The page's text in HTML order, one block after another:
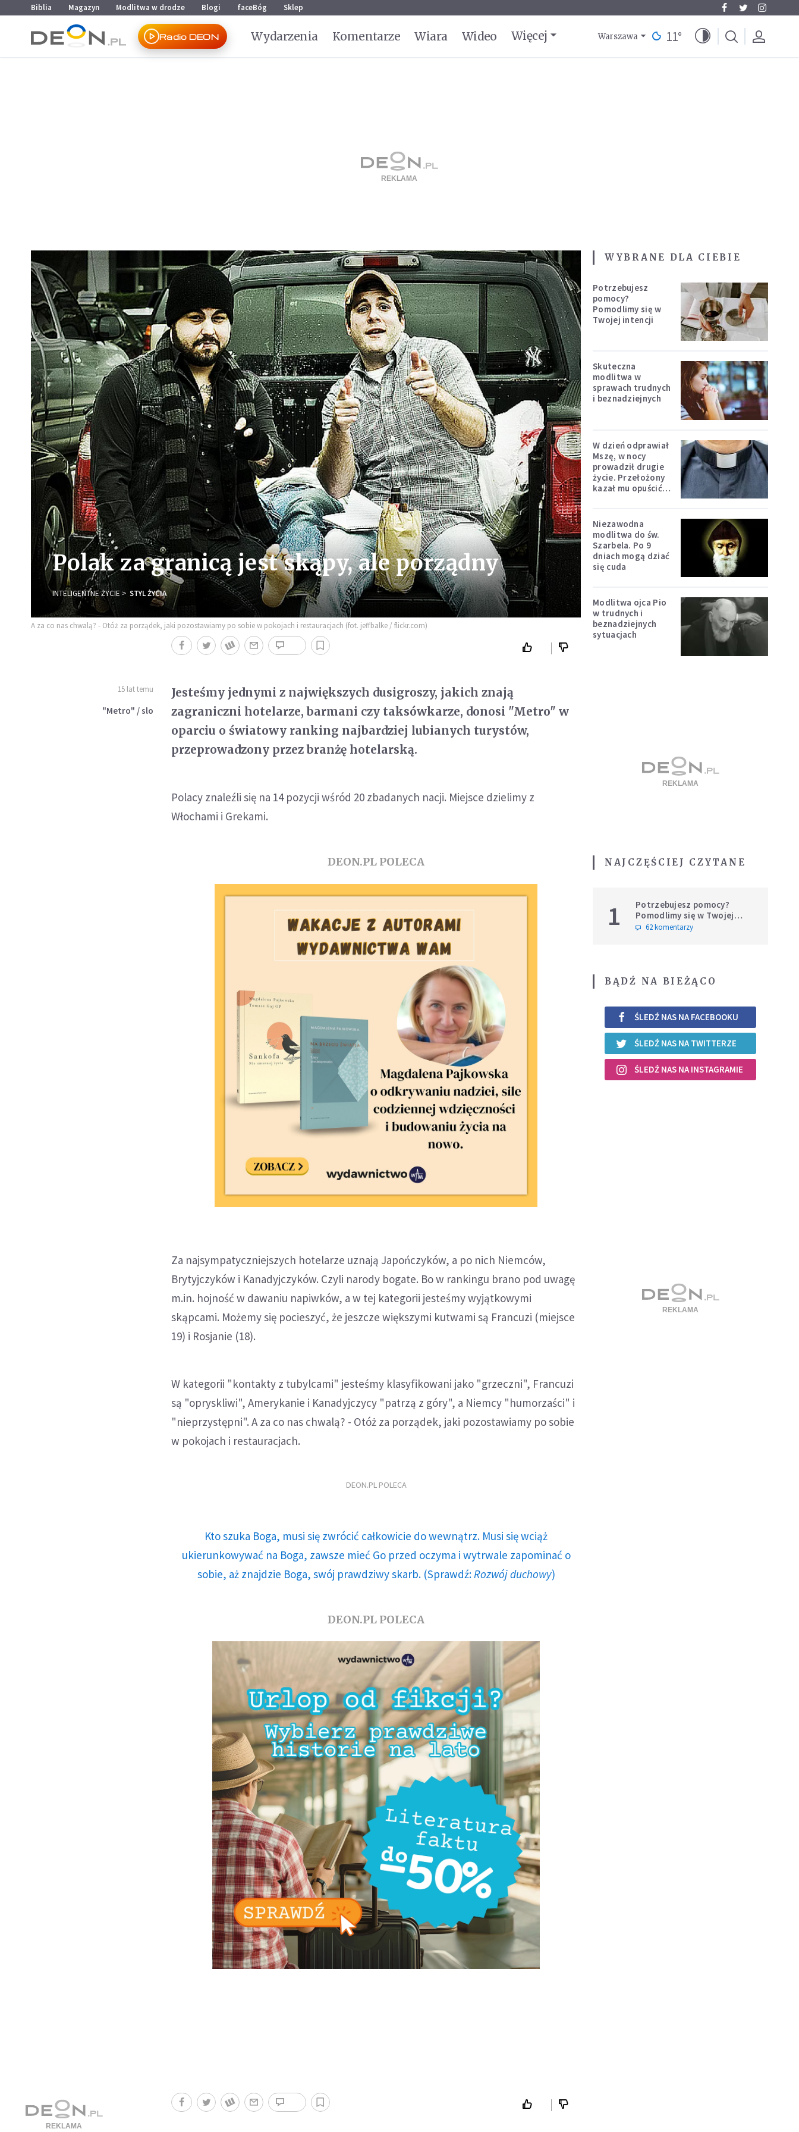
Przejdź do menu głównego
Przejdź do treści
Biblia Magazyn Modlitwa w drodze Blogi faceBóg Sklep
Radio DEON Wydarzenia Komentarze Wiara Wideo Więcej Warszawa 11°
Polak za granicą jest skąpy, ale porządny
INTELIGENTNE ŻYCIE STYL ŻYCIA
A za co nas chwalą? - Otóż za porządek, jaki pozostawiamy po sobie w pokojach i restauracjach (fot. jeffbalke / flickr.com)
15 lat temu
"Metro" / slo
Jesteśmy jednymi z największych dusigroszy, jakich znają
zagraniczni hotelarze, barmani czy taksówkarze, donosi "Metro" w
oparciu o światowy ranking najbardziej lubianych turystów,
przeprowadzony przez branżę hotelarską.
Polacy znaleźli się na 14 pozycji wśród 20 zbadanych nacji. Miejsce dzielimy z
Włochami i Grekami.
DEON.PL POLECA
Za najsympatyczniejszych hotelarze uznają Japończyków, a po nich Niemców,
Brytyjczyków i Kanadyjczyków. Czyli narody bogate. Bo w rankingu brano pod uwagę
m.in. hojność w dawaniu napiwków, a w tej kategorii jesteśmy wyjątkowymi
skąpcami. Możemy się pocieszyć, że jeszcze większymi kutwami są Francuzi (miejsce
19) i Rosjanie (18).
W kategorii "kontakty z tubylcami" jesteśmy klasyfikowani jako "grzeczni", Francuzi
są "opryskliwi", Amerykanie i Kanadyjczycy "patrzą z góry", a Niemcy "humorzaści" i
"nieprzystępni". A za co nas chwalą? - Otóż za porządek, jaki pozostawiamy po sobie
w pokojach i restauracjach.
DEON.PL POLECA
Kto szuka Boga, musi się zwrócić całkowicie do wewnątrz. Musi się wciąż
ukierunkowywać na Boga, zawsze mieć Go przed oczyma i wytrwale zapominać o
sobie, aż znajdzie Boga, swój prawdziwy skarb. (Sprawdź: Rozwój duchowy)
DEON.PL POLECA
WYBRANE DLA CIEBIE
Potrzebujesz
pomocy?
Pomodlimy się w
Twojej intencji
Skuteczna
modlitwa w
sprawach trudnych
i beznadziejnych
W dzień odprawiał
Mszę, w nocy
prowadził drugie
życie. Przełożony
kazał mu opuścić
Niezawodna
modlitwa do św.
Szarbela. Po 9
dniach mogą dziać
się cuda
Modlitwa ojca Pio
w trudnych i
beznadziejnych
sytuacjach
NAJCZĘŚCIEJ CZYTANE
1
Potrzebujesz pomocy?
Pomodlimy się w Twojej
intencji
62 komentarzy
BĄDŹ NA BIEŻĄCO
ŚLEDŹ NAS NA FACEBOOKU
ŚLEDŹ NAS NA TWITTERZE
ŚLEDŹ NAS NA INSTAGRAMIE